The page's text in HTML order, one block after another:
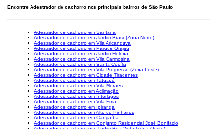
Encontre Adestrador de cachorro nos principais bairros de São Paulo
Adestrador de cachorro em Santana
Adestrador de cachorro em Jardim Brasil (Zona Norte)
Adestrador de cachorro em Vila Aricanduva
Adestrador de cachorro em Parque Grajaú
Adestrador de cachorro em Jardim Helena
Adestrador de cachorro em Vila Carmosina
Adestrador de cachorro em Santa Cecília
Adestrador de cachorro em Vila Progresso (Zona Leste)
Adestrador de cachorro em Cidade Tiradentes
Adestrador de cachorro em Tatuapé
Adestrador de cachorro em Vila Moraes
Adestrador de cachorro em Aclimação
Adestrador de cachorro em Interlagos
Adestrador de cachorro em Vila Ema
Adestrador de cachorro em Ipiranga
Adestrador de cachorro em Alto de Pinheiros
Adestrador de cachorro em Cangaíba
Adestrador de cachorro em Conjunto Residencial José Bonifácio